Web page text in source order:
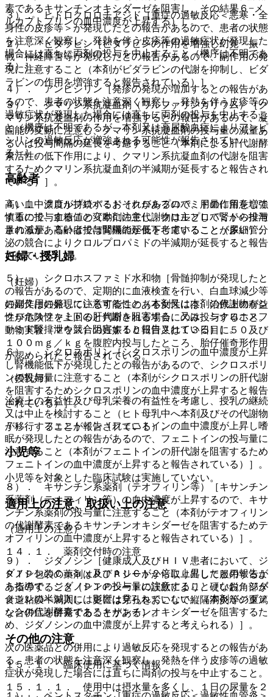
３）． ヒドロクロロチアジド［重症の過敏反応＜悪寒・全
身性の皮疹等＞が発現したとの報告があるので、患者の状態
を注意深く観察し、発熱を伴う皮疹等の過敏症状が発現した
場合には直ちに両剤の投与を中止すること（機序は不明であ
る）］。
４）． アンピシリン［発疹の発現が増加するとの報告があ
るので、患者の状態を注意深く観察し、発熱を伴う皮疹等の
過敏症状が発現した場合には直ちに両剤の投与を中止するこ
と（機序は不明であるが、本剤又は高尿酸血症によりアンピ
シリンの過敏反応が増強される可能性が報告されてい
る）］。
高齢者
高い血中濃度が持続するおそれがあるので、用量に留意して
慎重に投与すること（本剤の主代謝物は主として腎から排泄
されるが、高齢者では腎機能が低下していることが多い）。
妊婦・授乳婦
（妊婦）
妊婦又は妊娠している可能性のある女性には、治療上の有益
性が危険性を上回ると判断される場合にのみ投与すること。
動物実験（マウス）の妊娠１０日目又は１３日目に５０及び
１００ｍｇ／ｋｇを腹腔内投与したところ、胎仔催奇形作用
が認められたと報告されている。
（授乳婦）
治療上の有益性及び母乳栄養の有益性を考慮し、授乳の継続
又は中止を検討すること（ヒト母乳中へ本剤及びその代謝物
が移行することが報告されている）。
小児等
小児等を対象とした臨床試験は実施していない。
適用上の注意、取扱い上の注意
（適用上の注意）
１４．１． 薬剤交付時の注意
ＰＴＰ包装の薬剤はＰＴＰシートから取り出して服用するよ
う指導すること（ＰＴＰシートの誤飲により、硬い鋭角部が
食道粘膜へ刺入し、更には穿孔をおこして縦隔洞炎等の重篤
な合併症を併発することがある）。
その他の注意
１５．１． 臨床使用に基づく情報
１５．１．１． 使用中は摂水量を多くし、１日の尿量を２
素であるキサンチンオキシダーゼを阻害し、その結果６−メ
ルカプトプリンの血中濃度が上昇する）］。
２）． ビダラビン［ビダラビンの作用を増強し幻覚・振
戦・神経障害等が発現したとの報告があるので、副作用の発
現に注意すること（本剤がビダラビンの代謝を抑制し、ビダ
ラビンの作用を増強すると報告されている）］。
３）． クマリン系抗凝血剤（ワルファリンカリウム）［ク
マリン系抗凝血剤の作用を増強するとの報告があるので、凝
固能の変動に注意し、クマリン系抗凝血剤の投与量の減量あ
るいは投与間隔の延長を考慮すること（本剤による肝代謝酵
素活性の低下作用により、クマリン系抗凝血剤の代謝を阻害
するためクマリン系抗凝血剤の半減期が延長すると報告され
ている）］。
４）． クロルプロパミド［クロルプロパミドの作用を増強
するので、血糖値の変動に注意し、クロルプロパミドの投与
量の減量あるいは投与間隔の延長を考慮すること（尿細管分
泌の競合によりクロルプロパミドの半減期が延長すると報告
されている）］。
５）． シクロホスファミド水和物［骨髄抑制が発現したと
の報告があるので、定期的に血液検査を行い、白血球減少等
の副作用の発現に注意すること（本剤又は本剤の代謝物がシ
クロホスファミドの肝代謝を阻害する、又は、シクロホスフ
ァミド腎排泄を競合阻害すると報告されている）］。
６）． シクロスポリン［シクロスポリンの血中濃度が上昇
し腎機能低下が発現したとの報告があるので、シクロスポリ
ンの投与量に注意すること（本剤がシクロスポリンの肝代謝
を阻害するためシクロスポリンの血中濃度が上昇すると報告
されている）］。
７）． フェニトイン［フェニトインの血中濃度が上昇し嗜
眠が発現したとの報告があるので、フェニトインの投与量に
注意すること（本剤がフェニトインの肝代謝を阻害するため
フェニトインの血中濃度が上昇すると報告されている）］。
８）． キサンチン系薬剤（テオフィリン等）［キサンチン
系薬剤（テオフィリン等）の血中濃度が上昇するので、キサ
ンチン系薬剤の投与量に注意すること（本剤がテオフィリン
の代謝酵素であるキサンチンオキシダーゼを阻害するためテ
オフィリンの血中濃度が上昇すると報告されている）］。
９）． ジダノシン［健康成人及びＨＩＶ患者において、ジ
ダノシンのＣｍａｘ及びＡＵＣが２倍に上昇したとの報告が
あるので、ジダノシンの投与量に注意すること（なお、ジダ
ノシンの半減期には影響は見られていない）（本剤がジダノ
シンの代謝酵素であるキサンチンオキシダーゼを阻害するた
め、ジダノシンの血中濃度が上昇すると考えられる）］。
次の医薬品との併用により過敏反応を発現するとの報告があ
る。患者の状態を注意深く観察し、発熱を伴う皮疹等の過敏
症状が発現した場合には直ちに両剤の投与を中止すること。